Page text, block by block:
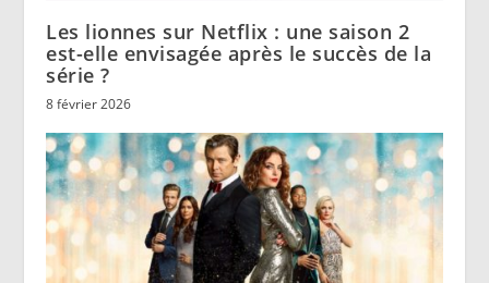
Les lionnes sur Netflix : une saison 2
est-elle envisagée après le succès de la
série ?
8 février 2026